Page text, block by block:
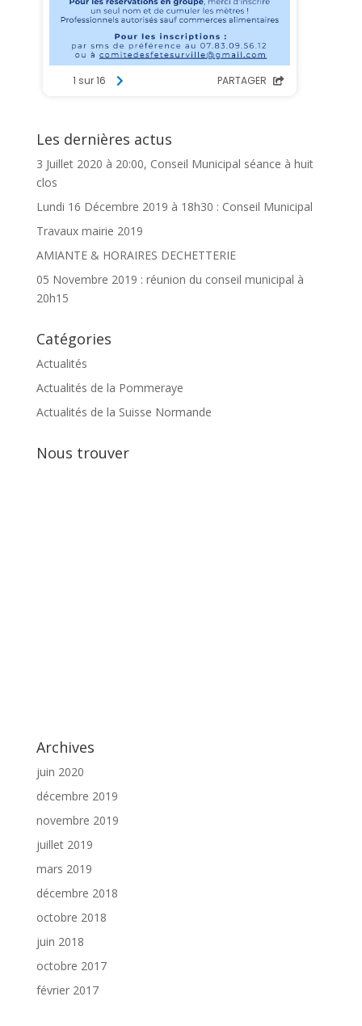
Les dernières actus
3 Juillet 2020 à 20:00, Conseil Municipal séance à huit
clos
Lundi 16 Décembre 2019 à 18h30 : Conseil Municipal
Travaux mairie 2019
AMIANTE & HORAIRES DECHETTERIE
05 Novembre 2019 : réunion du conseil municipal à
20h15
Catégories
Actualités
Actualités de la Pommeraye
Actualités de la Suisse Normande
Nous trouver
Archives
juin 2020
décembre 2019
novembre 2019
juillet 2019
mars 2019
décembre 2018
octobre 2018
juin 2018
octobre 2017
février 2017